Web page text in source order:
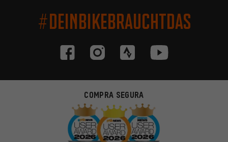
#DEINBIKEBRAUCHTDAS
COMPRA SEGURA